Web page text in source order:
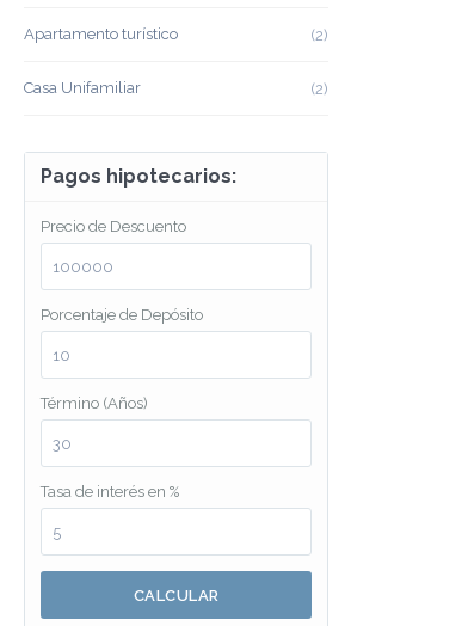
Apartamento turístico (2)
Casa Unifamiliar (2)
Pagos hipotecarios:
Precio de Descuento
Porcentaje de Depósito
Término (Años)
Tasa de interés en %
CALCULAR